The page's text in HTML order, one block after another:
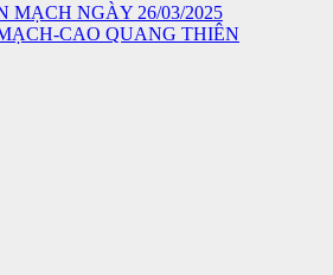
NGÀY 26/03/2025
CAO QUANG THIÊN